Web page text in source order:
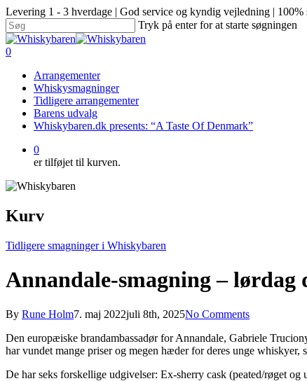
Levering 1 - 3 hverdage | God service og kyndig vejledning | 100%
Tryk på enter for at starte søgningen
0
Arrangementer
Whiskysmagninger
Tidligere arrangementer
Barens udvalg
Whiskybaren.dk presents: “A Taste Of Denmark”
0
er tilføjet til kurven.
Kurv
Tidligere smagninger i Whiskybaren
Annandale-smagning – lørdag
By Rune Holm7. maj 2022juli 8th, 2025No Comments
Den europæiske brandambassadør for Annandale, Gabriele
har vundet mange priser og megen hæder for deres unge whiskyer,
De har seks forskellige udgivelser: Ex-sherry cask (peated/røget